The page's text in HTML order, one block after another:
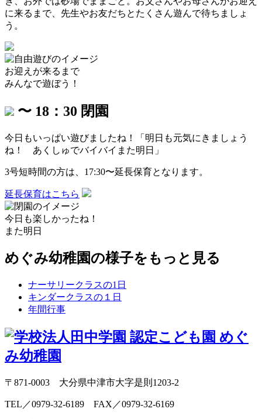
に来るまで、先生やお友だちとたくさん遊んで待ちましょ
う。
お迎えが来るまで
みんなで遊ぼう！
〜 18：30 閉園
今日もいっぱい遊びましたね！
「明日も元気にきましょう
ね！ あくしゅでバイバイまた明日」
3号短時間の方は、17:30〜延長保育となります。
延長保育はこちら
今日も楽しかったね！
また明日
めぐみ幼稚園の様子をもっと見る
ナーサリークラスの1日
キンダークラスの１日
年間行事
〒871-0003 大分県中津市大字是則1203-2
TEL／0979-32-6189 FAX／0979-32-6169